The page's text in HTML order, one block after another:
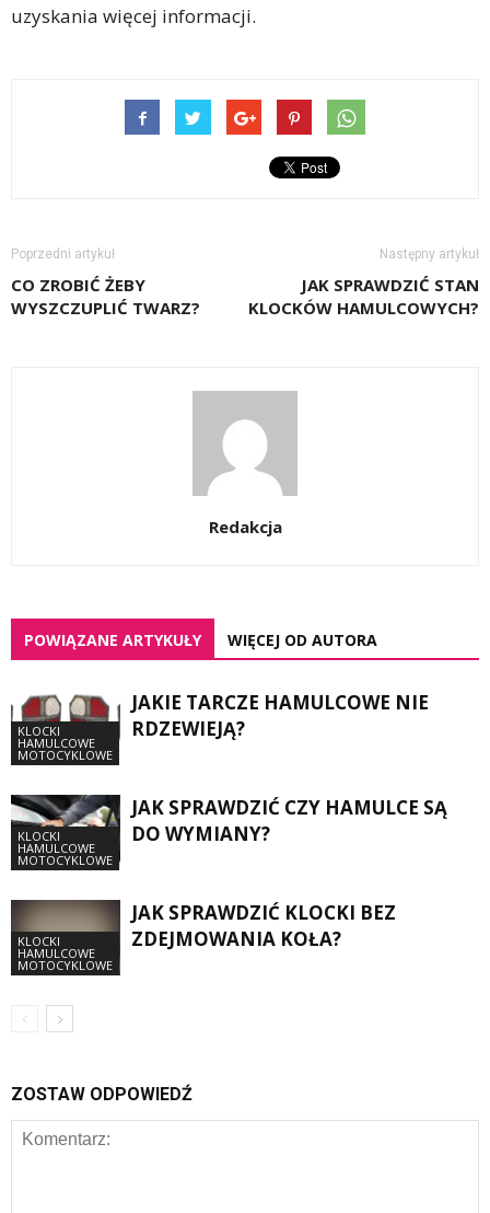
uzyskania więcej informacji.
Poprzedni artykuł
CO ZROBIĆ ŻEBY
WYSZCZUPLIĆ TWARZ?
Następny artykuł
JAK SPRAWDZIĆ STAN
KLOCKÓW HAMULCOWYCH?
Redakcja
POWIĄZANE ARTYKUŁY WIĘCEJ OD AUTORA
KLOCKI
HAMULCOWE
MOTOCYKLOWE
JAKIE TARCZE HAMULCOWE NIE
RDZEWIEJĄ?
KLOCKI
HAMULCOWE
MOTOCYKLOWE
JAK SPRAWDZIĆ CZY HAMULCE SĄ
DO WYMIANY?
KLOCKI
HAMULCOWE
MOTOCYKLOWE
JAK SPRAWDZIĆ KLOCKI BEZ
ZDEJMOWANIA KOŁA?
ZOSTAW ODPOWIEDŹ